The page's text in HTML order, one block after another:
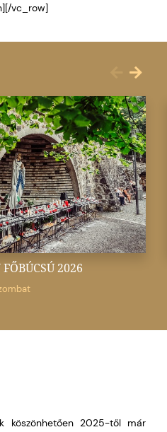
vc_row]
2026
köszönhetően 2025-től már